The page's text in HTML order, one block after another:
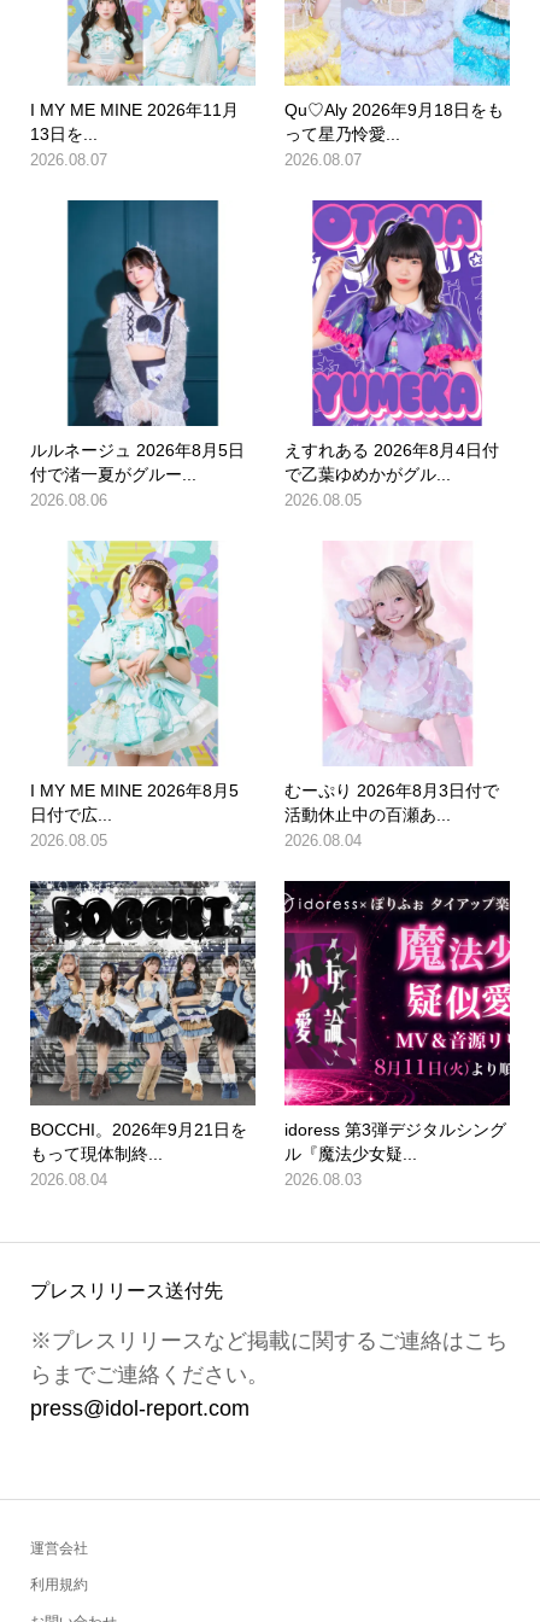
I MY ME MINE 2026年11月
13日を...
2026.08.07
Qu♡Aly 2026年9月18日をも
って星乃怜愛...
2026.08.07
ルルネージュ 2026年8月5日
付で渚一夏がグルー...
2026.08.06
えすれある 2026年8月4日付
で乙葉ゆめかがグル...
2026.08.05
I MY ME MINE 2026年8月5
日付で広...
2026.08.05
むーぷり 2026年8月3日付で
活動休止中の百瀬あ...
2026.08.04
BOCCHI。2026年9月21日を
もって現体制終...
2026.08.04
idoress 第3弾デジタルシング
ル『魔法少女疑...
2026.08.03
プレスリリース送付先
※プレスリリースなど掲載に関するご連絡はこち
らまでご連絡ください。
press@idol-report.com
運営会社
利用規約